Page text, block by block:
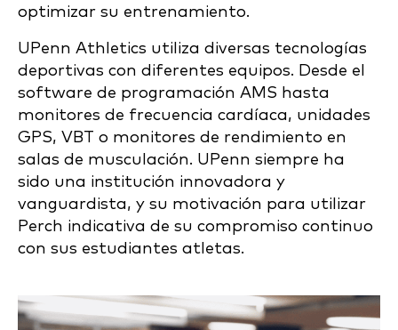
optimizar su entrenamiento.
UPenn Athletics utiliza diversas tecnologías
deportivas con diferentes equipos. Desde el
software de programación AMS hasta
monitores de frecuencia cardíaca, unidades
GPS, VBT o monitores de rendimiento en
salas de musculación. UPenn siempre ha
sido una institución innovadora y
vanguardista, y su motivación para utilizar
Perch indicativa de su compromiso continuo
con sus estudiantes atletas.